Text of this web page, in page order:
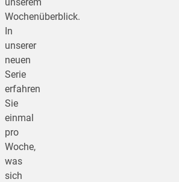
Wochenüberblick.
In
unserer
neuen
Serie
erfahren
Sie
einmal
pro
Woche,
was
sich